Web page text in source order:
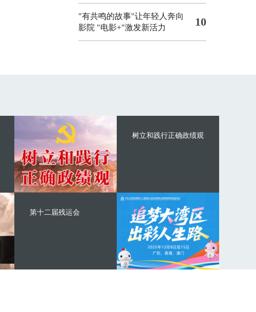
"有共鸣的故事"让年轻人奔向
影院 "电影+"激发新活力 10
树立和践行正确政绩观
第十二届残运会